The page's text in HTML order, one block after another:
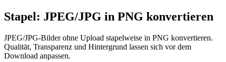
Stapel: JPEG/JPG in PNG konvertieren
JPEG/JPG-Bilder ohne Upload stapelweise in PNG konvertieren.
Qualität, Transparenz und Hintergrund lassen sich vor dem
Download anpassen.